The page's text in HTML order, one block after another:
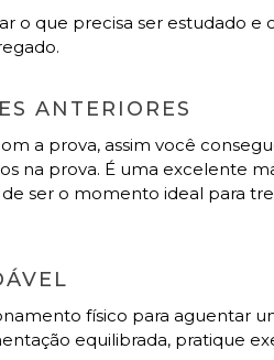
o que precisa ser estudado
ANTERIORES
a prova, assim você
na prova. É uma excelente
ser o momento ideal para
físico para aguentar
equilibrada, pratique